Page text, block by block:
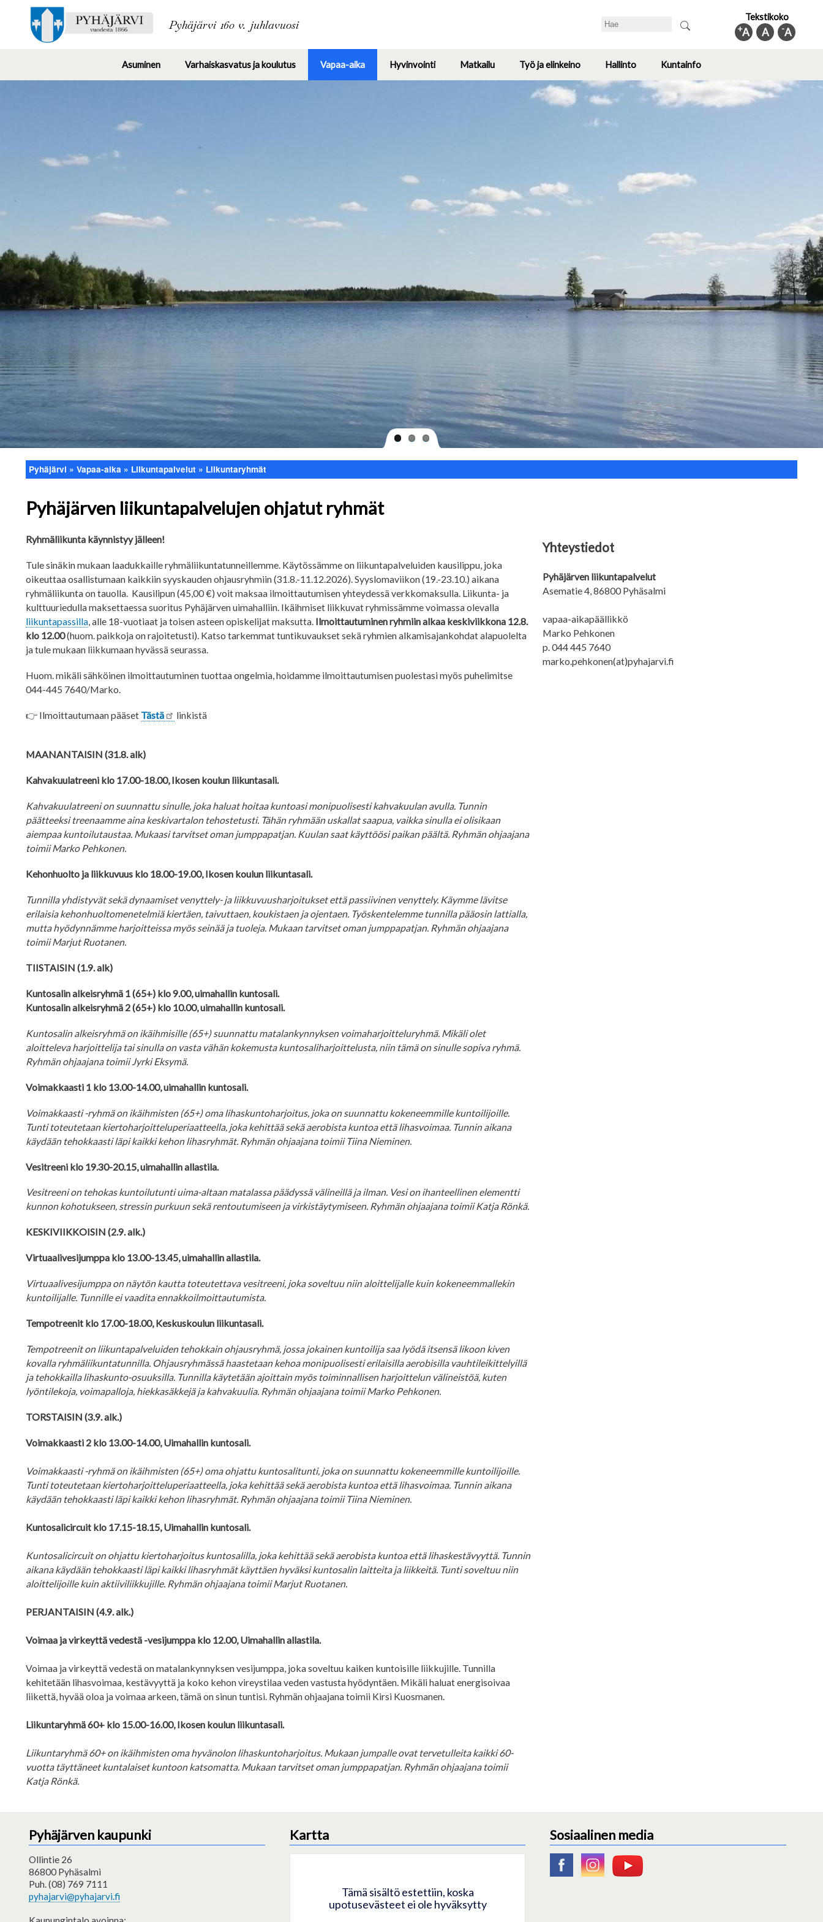
Pyhäjärvi 160 v. juhlavuosi Search Tekstikoko
-A
A
+A
Asuminen
Toggle
submenu
Varhaiskasvatus ja koulutus
Toggle
submenu
Vapaa-aika
Toggle
submenu
Hyvinvointi
Toggle
submenu
Matkailu
submenu
Työ ja elinkeino
Toggle
submenu
Hallinto
Toggle
submenu
Kuntainfo
submenu
Murupolku
Pyhäjärvi Vapaa-aika Liikuntapalvelut Liikuntaryhmät
Pyhäjärven liikuntapalvelujen ohjatut ryhmät
Ryhmäliikunta käynnistyy jälleen!
Tule sinäkin mukaan laadukkaille ryhmäliikuntatunneillemme. Käytössämme on liikuntapalveluiden kausilippu, joka
oikeuttaa osallistumaan kaikkiin syyskauden ohjausryhmiin (31.8.-11.12.2026). Syyslomaviikon (19.-23.10.) aikana
ryhmäliikunta on tauolla. Kausilipun (45,00 €) voit maksaa ilmoittautumisen yhteydessä verkkomaksulla. Liikunta- ja
kulttuuriedulla maksettaessa suoritus Pyhäjärven uimahalliin. Ikäihmiset liikkuvat ryhmissämme voimassa olevalla
liikuntapassilla , alle 18-vuotiaat ja toisen asteen opiskelijat maksutta. Ilmoittautuminen ryhmiin alkaa keskiviikkona 12.8.
klo 12.00(huom. paikkoja on rajoitetusti). Katso tarkemmat tuntikuvaukset sekä ryhmien alkamisajankohdat alapuolelta
ja tule mukaan liikkumaan hyvässä seurassa.
Huom. mikäli sähköinen ilmoittautuminen tuottaa ongelmia, hoidamme ilmoittautumisen puolestasi myös puhelimitse
044-445 7640/Marko.
👉 Ilmoittautumaan pääset Tästä linkistä
MAANANTAISIN (31.8. alk)
Kahvakuulatreeni klo 17.00-18.00, Ikosen koulun liikuntasali.
Kahvakuulatreeni on suunnattu sinulle, joka haluat hoitaa kuntoasi monipuolisesti kahvakuulan avulla. Tunnin
päätteeksi treenaamme aina keskivartalon tehostetusti. Tähän ryhmään uskallat saapua, vaikka sinulla ei olisikaan
aiempaa kuntoilutaustaa. Mukaasi tarvitset oman jumppapatjan. Kuulan saat käyttöösi paikan päältä. Ryhmän ohjaajana
toimii Marko Pehkonen.
Kehonhuolto ja liikkuvuus klo 18.00-19.00, Ikosen koulun liikuntasali.
Tunnilla yhdistyvät sekä dynaamiset venyttely- ja liikkuvuusharjoitukset että passiivinen venyttely. Käymme lävitse
erilaisia kehonhuoltomenetelmiä kiertäen, taivuttaen, koukistaen ja ojentaen. Työskentelemme tunnilla pääosin lattialla,
mutta hyödynnämme harjoitteissa myös seinää ja tuoleja. Mukaan tarvitset oman jumppapatjan. Ryhmän ohjaajana
toimii Marjut Ruotanen.
TIISTAISIN (1.9. alk)
Kuntosalin alkeisryhmä 1 (65+) klo 9.00, uimahallin kuntosali.
Kuntosalin alkeisryhmä 2 (65+) klo 10.00, uimahallin kuntosali.
Kuntosalin alkeisryhmä on ikäihmisille (65+) suunnattu matalankynnyksen voimaharjoitteluryhmä. Mikäli olet
aloitteleva harjoittelija tai sinulla on vasta vähän kokemusta kuntosaliharjoittelusta, niin tämä on sinulle sopiva ryhmä.
Ryhmän ohjaajana toimii Jyrki Eksymä.
Voimakkaasti 1 klo 13.00-14.00, uimahallin kuntosali.
Voimakkaasti -ryhmä on ikäihmisten (65+) oma lihaskuntoharjoitus, joka on suunnattu kokeneemmille kuntoilijoille.
Tunti toteutetaan kiertoharjoitteluperiaatteella, joka kehittää sekä aerobista kuntoa että lihasvoimaa. Tunnin aikana
käydään tehokkaasti läpi kaikki kehon lihasryhmät. Ryhmän ohjaajana toimii Tiina Nieminen.
Vesitreeni klo 19.30-20.15, uimahallin allastila.
Vesitreeni on tehokas kuntoilutunti uima-altaan matalassa päädyssä välineillä ja ilman. Vesi on ihanteellinen elementti
kunnon kohotukseen, stressin purkuun sekä rentoutumiseen ja virkistäytymiseen. Ryhmän ohjaajana toimii Katja Rönkä.
KESKIVIIKKOISIN (2.9. alk.)
Virtuaalivesijumppa klo 13.00-13.45, uimahallin allastila.
Virtuaalivesijumppa on näytön kautta toteutettava vesitreeni, joka soveltuu niin aloittelijalle kuin kokeneemmallekin
kuntoilijalle. Tunnille ei vaadita ennakkoilmoittautumista.
Tempotreenit klo 17.00-18.00, Keskuskoulun liikuntasali.
Tempotreenit on liikuntapalveluiden tehokkain ohjausryhmä, jossa jokainen kuntoilija saa lyödä itsensä likoon kiven
kovalla ryhmäliikuntatunnilla. Ohjausryhmässä haastetaan kehoa monipuolisesti erilaisilla aerobisilla vauhtileikittelyillä
ja tehokkailla lihaskunto-osuuksilla. Tunnilla käytetään ajoittain myös toiminnallisen harjoittelun välineistöä, kuten
lyöntilekoja, voimapalloja, hiekkasäkkejä ja kahvakuulia. Ryhmän ohjaajana toimii Marko Pehkonen.
TORSTAISIN (3.9. alk.)
Voimakkaasti 2 klo 13.00-14.00, Uimahallin kuntosali.
Voimakkaasti -ryhmä on ikäihmisten (65+) oma ohjattu kuntosalitunti, joka on suunnattu kokeneemmille kuntoilijoille.
Tunti toteutetaan kiertoharjoitteluperiaatteella, joka kehittää sekä aerobista kuntoa että lihasvoimaa. Tunnin aikana
käydään tehokkaasti läpi kaikki kehon lihasryhmät. Ryhmän ohjaajana toimii Tiina Nieminen.
Kuntosalicircuit klo 17.15-18.15, Uimahallin kuntosali.
Kuntosalicircuit on ohjattu kiertoharjoitus kuntosalilla, joka kehittää sekä aerobista kuntoa että lihaskestävyyttä. Tunnin
aikana käydään tehokkaasti läpi kaikki lihasryhmät käyttäen hyväksi kuntosalin laitteita ja liikkeitä. Tunti soveltuu niin
aloittelijoille kuin aktiiviliikkujille. Ryhmän ohjaajana toimii Marjut Ruotanen.
PERJANTAISIN (4.9. alk.)
Voimaa ja virkeyttä vedestä -vesijumppa klo 12.00, Uimahallin allastila.
Voimaa ja virkeyttä vedestä on matalankynnyksen vesijumppa, joka soveltuu kaiken kuntoisille liikkujille. Tunnilla
kehitetään lihasvoimaa, kestävyyttä ja koko kehon vireystilaa veden vastusta hyödyntäen. Mikäli haluat energisoivaa
liikettä, hyvää oloa ja voimaa arkeen, tämä on sinun tuntisi. Ryhmän ohjaajana toimii Kirsi Kuosmanen.
Liikuntaryhmä 60+ klo 15.00-16.00, Ikosen koulun liikuntasali.
Liikuntaryhmä 60+ on ikäihmisten oma hyvänolon lihaskuntoharjoitus. Mukaan jumpalle ovat tervetulleita kaikki 60-
vuotta täyttäneet kuntalaiset kuntoon katsomatta. Mukaan tarvitset oman jumppapatjan. Ryhmän ohjaajana toimii
Katja Rönkä.
Yhteystiedot
Pyhäjärven liikuntapalvelut
Asematie 4, 86800 Pyhäsalmi
vapaa-aikapäällikkö
Marko Pehkonen
p. 044 445 7640
marko.pehkonen(at)pyhajarvi.fi
Pyhäjärven kaupunki
Ollintie 26
86800 Pyhäsalmi
Puh. (08) 769 7111
pyhajarvi@pyhajarvi.fi
Kartta
Tämä sisältö estettiin, koska
upotusevästeet ei ole hyväksytty
Sosiaalinen media